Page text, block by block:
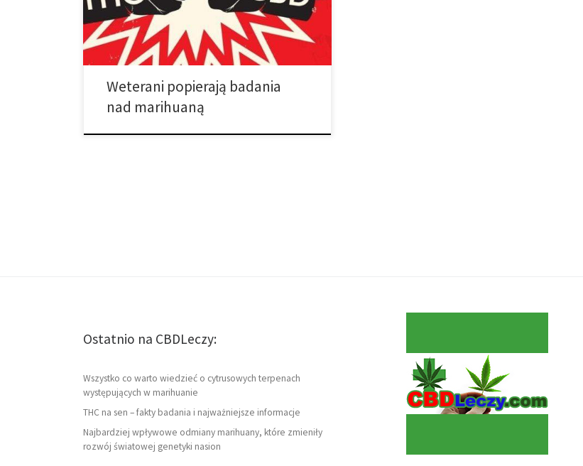
wyborom, które pokazują, że poparcie Amerykanów
dla legalizacji marihuany osiągnęło nowe maksimum,
nowa ankieta przeprowadzona przez American
Legion pokazuje silne wsparcie […]
Weterani popierają badania
nad marihuaną
Ostatnio na CBDLeczy:
Wszystko co warto wiedzieć o cytrusowych terpenach
występujących w marihuanie
THC na sen – fakty badania i najważniejsze informacje
Najbardziej wpływowe odmiany marihuany, które zmieniły
rozwój światowej genetyki nasion